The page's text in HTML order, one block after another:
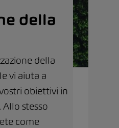
della
della
vi aiuta a
obiettivi in
. Allo stesso
come